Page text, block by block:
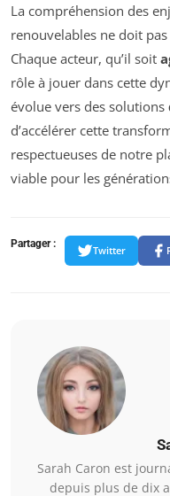
La compréhension des
renouvelables ne doit
Chaque acteur, qu’il soit
rôle à jouer dans cette
évolue vers des solutions
d’accélérer cette
respectueuses de notre
viable pour les
Partager :
Twitter
Sarah Caron est
depuis plus de dix